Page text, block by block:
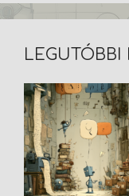
LEGUTÓBBI